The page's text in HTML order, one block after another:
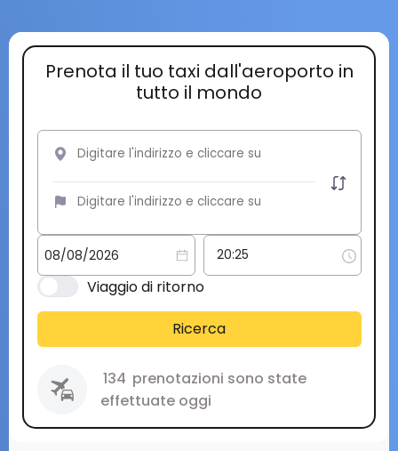
Prenota il tuo taxi dall'aeroporto in
tutto il mondo
Viaggio di ritorno
Ricerca
134 prenotazioni sono state
effettuate oggi